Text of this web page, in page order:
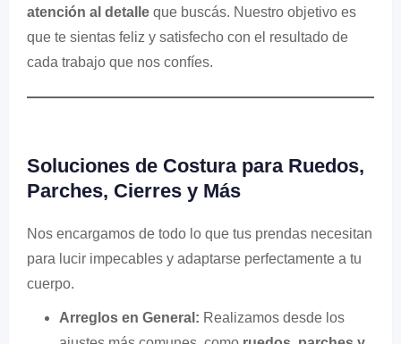
atención al detalle que buscás. Nuestro objetivo es
que te sientas feliz y satisfecho con el resultado de
cada trabajo que nos confíes.
Soluciones de Costura para Ruedos,
Parches, Cierres y Más
Nos encargamos de todo lo que tus prendas necesitan
para lucir impecables y adaptarse perfectamente a tu
cuerpo.
Arreglos en General: Realizamos desde los